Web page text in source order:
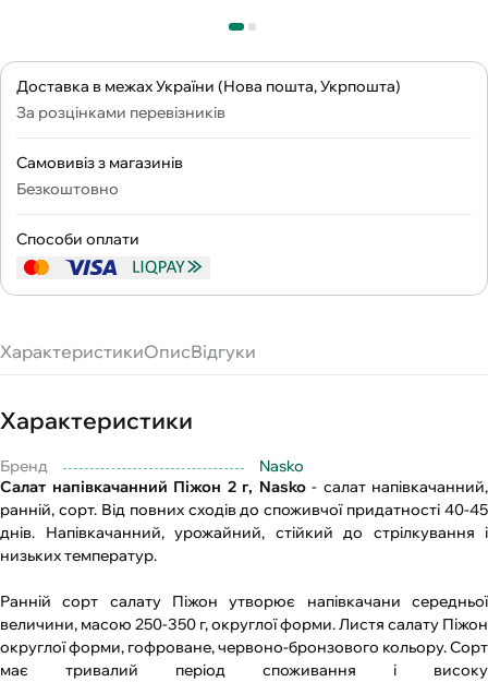
Доставка в межах України (Нова пошта, Укрпошта)
За розцінками перевізників
Самовивіз з магазинів
Безкоштовно
Способи оплати
ХарактеристикиОписВідгуки
Характеристики
Бренд
Nasko
Салат напівкачанний Піжон 2 г, Nasko- cалат напівкачанний,
ранній, сорт. Від повних сходів до споживчої придатності 40-45
днів. Напівкачанний, урожайний, стійкий до стрілкування і
низьких температур.
Ранній сорт салату Піжон утворює напівкачани середньої
величини, масою 250-350 г, округлої форми. Листя салату Піжон
округлої форми, гофроване, червоно-бронзового кольору. Сорт
має тривалий період споживання і високу